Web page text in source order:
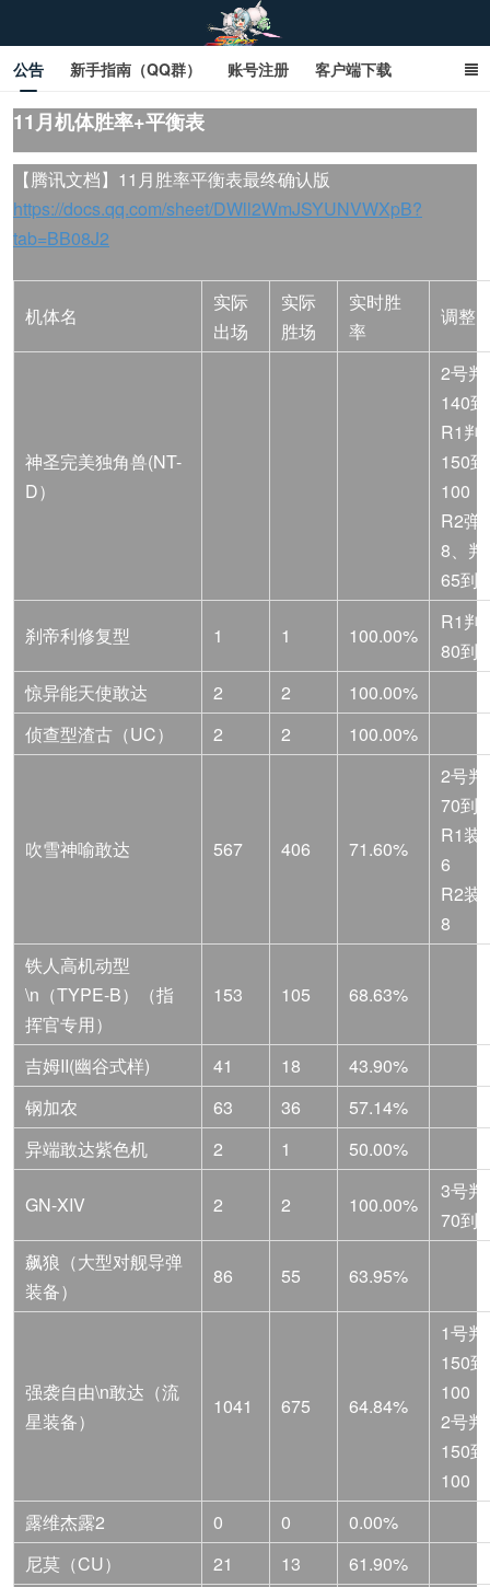
sd敢达ol_sd敢达ol钢达服_sd敢达钢达服_SD敢达数据库
_sd敢达
公告 新手指南（QQ群） 账号注册 客户端下载
SD钢达服数据库（网页版） SD钢达服数据库（石墨版）
网页商城文字版
11月机体胜率+平衡表
【腾讯文档】11月胜率平衡表最终确认版
https://docs.qq.com/sheet/DWll2WmJSYUNVWXpB?
tab=BB08J2
机体名
实际
出场
实际
胜场
实时胜
率
调整
神圣完美独角兽(NT-
D）
2号
140
R1判
150
100
R2弹
8、
65到
刹帝利修复型 1 1 100.00%
R1判
80到
惊异能天使敢达
2 2
100.00%
侦查型渣古（UC）
2 2 100.00%
吹雪神喻敢达 567 406 71.60%
2号
70到
R1装
6
R2装
8
铁人高机动型
\n（TYPE-B）（指
挥官专用）
153 105 68.63%
吉姆II(幽谷式样) 41 18
43.90%
钢加农
63 36
57.14%
异端敢达紫色机
2 1 50.00%
GN-XIV 2 2 100.00%
3号
70到
飙狼（大型对舰导弹
装备）
86 55 63.95%
强袭自由\n敢达（流
星装备）
1041 675 64.84%
1号
150
100
2号
150
100
露维杰露2
0 0
0.00%
尼莫（CU）
21 13 61.90%